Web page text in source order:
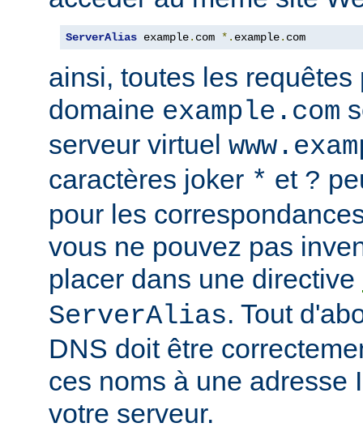
ServerAlias example. com *. example. com
ainsi, toutes les requêtes
domaine example.com
serveur virtuel
caractères joker * et ?
pour les
vous ne pouvez pas
placer dans une directive
ServerAlias. Tout
DNS doit être
ces noms à une adresse
votre serveur.